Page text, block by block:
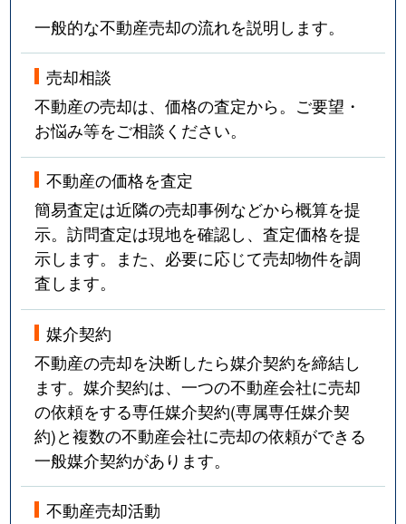
一般的な不動産売却の流れを説明します。
売却相談
不動産の売却は、価格の査定から。ご要望・
お悩み等をご相談ください。
不動産の価格を査定
簡易査定は近隣の売却事例などから概算を提
示。訪問査定は現地を確認し、査定価格を提
示します。また、必要に応じて売却物件を調
査します。
媒介契約
不動産の売却を決断したら媒介契約を締結し
ます。媒介契約は、一つの不動産会社に売却
の依頼をする専任媒介契約(専属専任媒介契
約)と複数の不動産会社に売却の依頼ができる
一般媒介契約があります。
不動産売却活動